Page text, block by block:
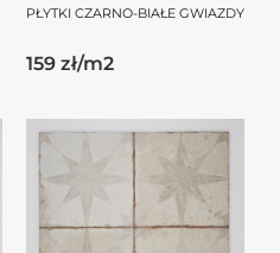
PŁYTKI CZARNO-BIAŁE GWIAZDY
159 zł/m2